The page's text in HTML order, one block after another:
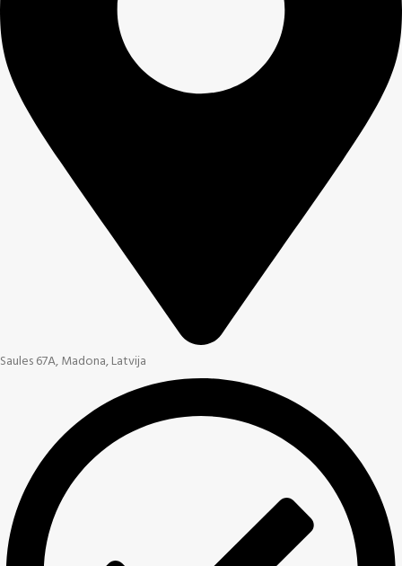
Saules 67A, Madona, Latvija